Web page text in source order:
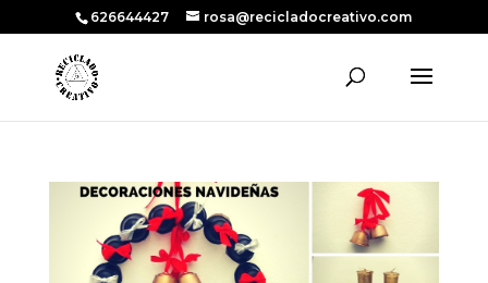
626644427 rosa@recicladocreativo.com